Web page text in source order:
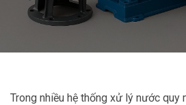
Trong nhiều hệ thống xử lý nước quy